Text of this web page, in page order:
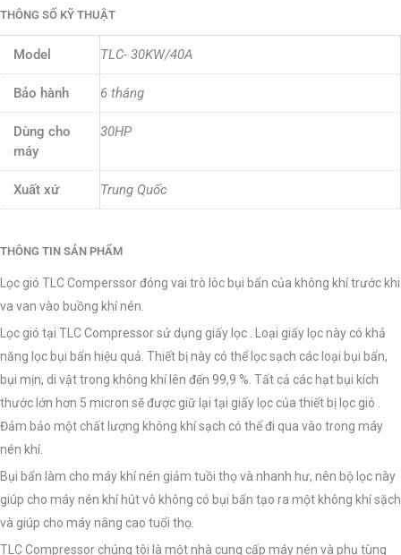
THÔNG SỐ KỸ THUẬT
Model TLC- 30KW/40A
Bảo hành 6 tháng
Dùng cho
máy
30HP
Xuất xứ Trung Quốc
THÔNG TIN SẢN PHẨM
Lọc gió TLC Comperssor đóng vai trò lôc bụi bẩn của không khí trước khi
va van vào buồng khí nén.
Lọc gió tại TLC Compressor sử dụng giấy lọc . Loại giấy lọc này có khả
năng lọc bụi bẩn hiệu quả. Thiết bị này có thể lọc sạch các loại bụi bẩn,
bụi mịn, di vật trong không khí lên đến 99,9 %. Tất cả các hạt bụi kích
thước lớn hơn 5 micron sẽ được giữ lại tại giấy lọc của thiết bị lọc gió .
Đảm bảo một chất lượng không khí sạch có thể đi qua vào trong máy
nén khí.
Bụi bẩn làm cho máy khí nén giảm tuồi thọ và nhanh hư, nên bộ lọc này
giúp cho máy nén khí hút vô không có bụi bẩn tạo ra một không khí sặch
và giúp cho máy nâng cao tuổi thọ.
TLC Compressor chúng tôi là một nhà cung cấp máy nén và phụ tùng